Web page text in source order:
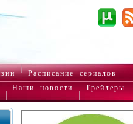
Расписание сериалов
Наши новости Трейлеры